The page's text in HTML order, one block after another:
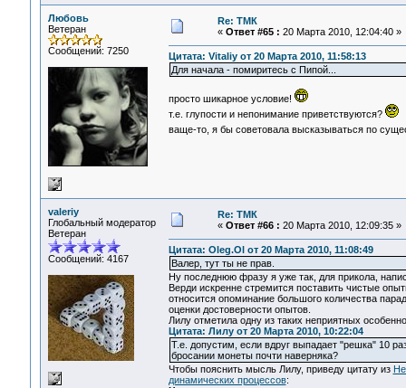
Любовь
Ветеран
Сообщений: 7250
Re: ТМК
« Ответ #65 : 20 Марта 2010, 12:04:40 »
Цитата: Vitaliy от 20 Марта 2010, 11:58:13
Для начала - помиритесь с Пипой...
просто шикарное условие!
т.е. глупости и непонимание приветствуются?
ваще-то, я бы советовала высказываться по
valeriy
Глобальный модератор
Ветеран
Сообщений: 4167
Re: ТМК
« Ответ #66 : 20 Марта 2010, 12:09:35 »
Цитата: Oleg.Ol от 20 Марта 2010, 11:08:49
Валер, тут ты не прав.
Ну последнюю фразу я уже так, для прикола,
Верди искренне стремится поставить чистые
относится опоминание большого количества
оценки достоверности опытов.
Лилу отметила одну из таких неприятных
Цитата: Лилу от 20 Марта 2010, 10:22:04
Т.е. допустим, если вдруг выпадает "решка" 10
бросании монеты почти наверняка?
Чтобы пояснить мысль Лилу, приведу цитату из
динамических процессов: